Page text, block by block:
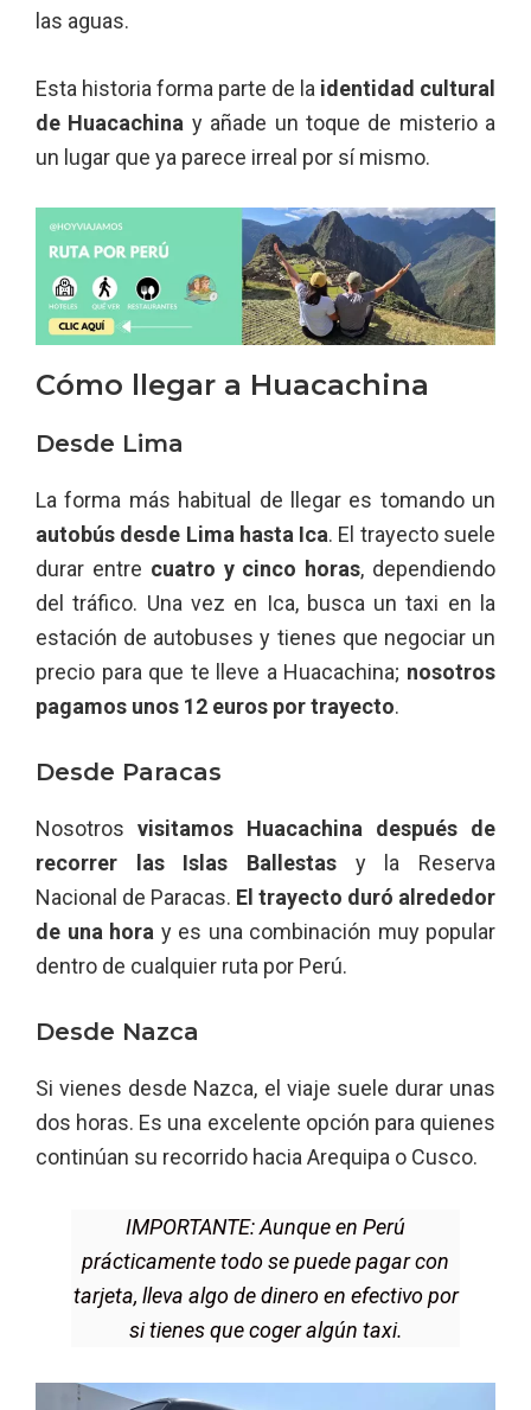
las aguas.
Esta historia forma parte de la identidad cultural
de Huacachina y añade un toque de misterio a
un lugar que ya parece irreal por sí mismo.
Cómo llegar a Huacachina
Desde Lima
La forma más habitual de llegar es tomando un
autobús desde Lima hasta Ica. El trayecto suele
durar entre cuatro y cinco horas, dependiendo
del tráfico. Una vez en Ica, busca un taxi en la
estación de autobuses y tienes que negociar un
precio para que te lleve a Huacachina; nosotros
pagamos unos 12 euros por trayecto.
Desde Paracas
Nosotros visitamos Huacachina después de
recorrer las Islas Ballestas y la Reserva
Nacional de Paracas. El trayecto duró alrededor
de una hora y es una combinación muy popular
dentro de cualquier ruta por Perú.
Desde Nazca
Si vienes desde Nazca, el viaje suele durar unas
dos horas. Es una excelente opción para quienes
continúan su recorrido hacia Arequipa o Cusco.
IMPORTANTE: Aunque en Perú
prácticamente todo se puede pagar con
tarjeta, lleva algo de dinero en efectivo por
si tienes que coger algún taxi.